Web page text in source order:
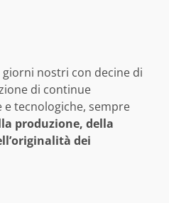
nostri con decine di
di continue
tecnologiche, sempre
produzione, della
dei